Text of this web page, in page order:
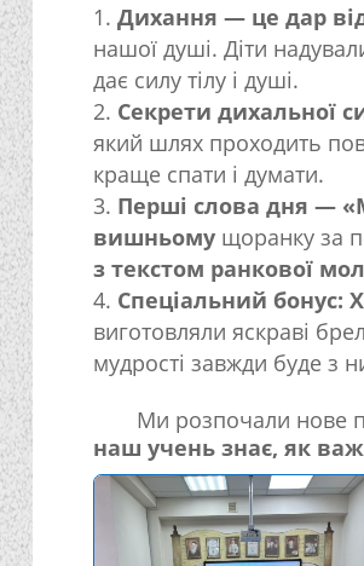
Дихання — це дар
нашої душі. Діти
дає силу тілу і душі.
Секрети дихальної
який шлях проходить
краще спати і думати.
Перші слова дня —
вишньомущоранку за
з текстом ранкової
Спеціальний бонус:
виготовляли яскраві
мудрості завжди буде з
Ми розпочали нове
наш учень знає, як